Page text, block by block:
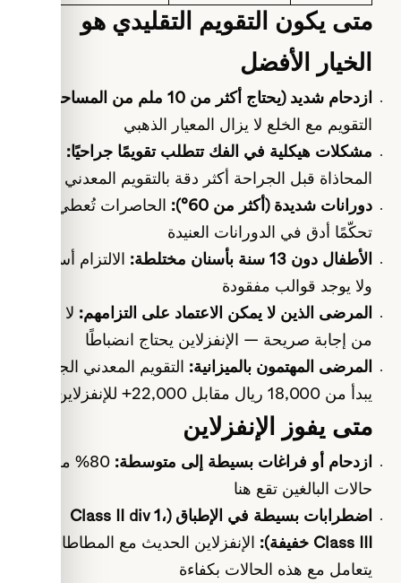
متى يكون التقويم التقليدي هو
الخيار الأفضل
ازدحام شديد (يحتاج أكثر من 10 ملم من المساحة):
التقويم مع الخلع لا يزال المعيار الذهبي
مشكلات هيكلية في الفك تتطلب تقويمًا جراحيًا:
المحاذاة قبل الجراحة أكثر دقة بالتقويم المعدني
دورانات شديدة (أكثر من 60°): الحاصرات تُعطي
تحكّمًا أدق في الدورانات العنيدة
الأطفال دون 13 سنة بأسنان مختلطة: الالتزام أسهل،
ولا يوجد قوالب مفقودة
المرضى الذين لا يمكن الاعتماد على التزامهم: لا بد
من إجابة صريحة — الإنفزلاين يحتاج انضباطًا
المرضى المهتمون بالميزانية: التقويم المعدني الجيد
يبدأ من 18,000 ريال مقابل 22,000+ للإنفزلاين
متى يفوز الإنفزلاين
ازدحام أو فراغات بسيطة إلى متوسطة: 80% من
حالات البالغين تقع هنا
اضطرابات بسيطة في الإطباق (Class II div 1،
Class III خفيفة): الإنفزلاين الحديث مع المطاطات
يتعامل مع هذه الحالات بكفاءة